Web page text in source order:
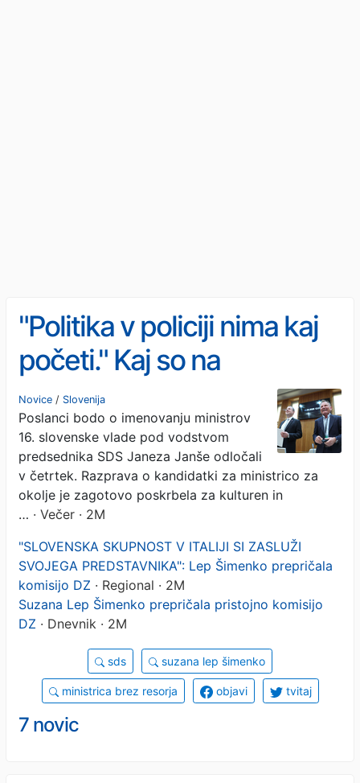
"Politika v policiji nima kaj
početi." Kaj so na
zaslišanjih povedali
kandidati za ministre?
Novice / Slovenija
Poslanci bodo o imenovanju ministrov
16. slovenske vlade pod vodstvom
predsednika SDS Janeza Janše odločali
v četrtek. Razprava o kandidatki za ministrico za
okolje je zagotovo poskrbela za kulturen in
… · Večer · 2M
"SLOVENSKA SKUPNOST V ITALIJI SI ZASLUŽI
SVOJEGA PREDSTAVNIKA": Lep Šimenko prepričala
komisijo DZ · Regional · 2M
Suzana Lep Šimenko prepričala pristojno komisijo
DZ · Dnevnik · 2M
sds suzana lep šimenko
ministrica brez resorja objavi tvitaj
7 novic